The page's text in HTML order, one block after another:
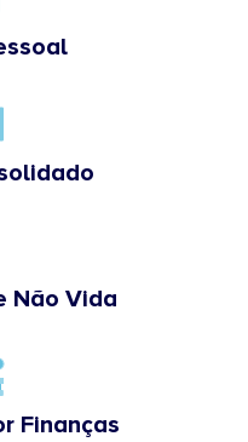
Não Vida
Finanças